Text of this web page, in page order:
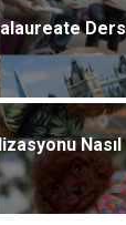
Ders
Nasıl